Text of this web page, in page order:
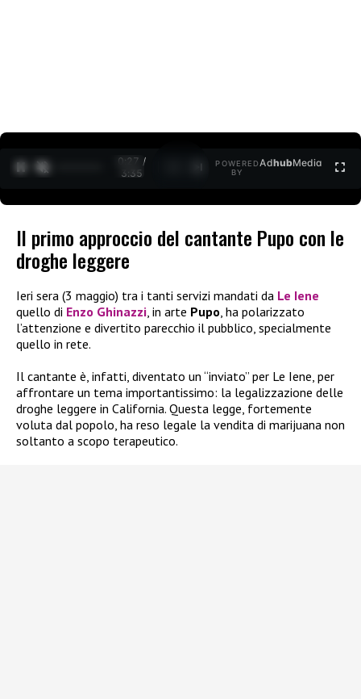
0:27 /
3:35
POWERED
BY
AdhubMedia
Il primo approccio del cantante Pupo con le
droghe leggere
Ieri sera (3 maggio) tra i tanti servizi mandati da Le Iene
quello di Enzo Ghinazzi, in arte Pupo, ha polarizzato
l’attenzione e divertito parecchio il pubblico, specialmente
quello in rete.
Il cantante è, infatti, diventato un “inviato” per Le Iene, per
affrontare un tema importantissimo: la legalizzazione delle
droghe leggere in California. Questa legge, fortemente
voluta dal popolo, ha reso legale la vendita di marijuana non
soltanto a scopo terapeutico.